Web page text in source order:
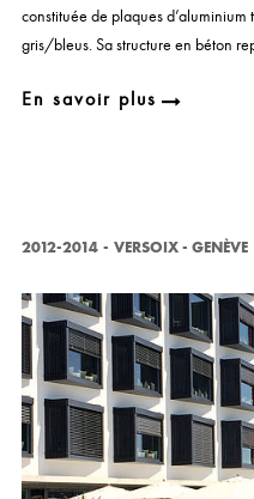
constituée de plaques
gris/bleus. Sa structure en béton
En savoir plus
2012-2014 - VERSOIX - GENÈVE